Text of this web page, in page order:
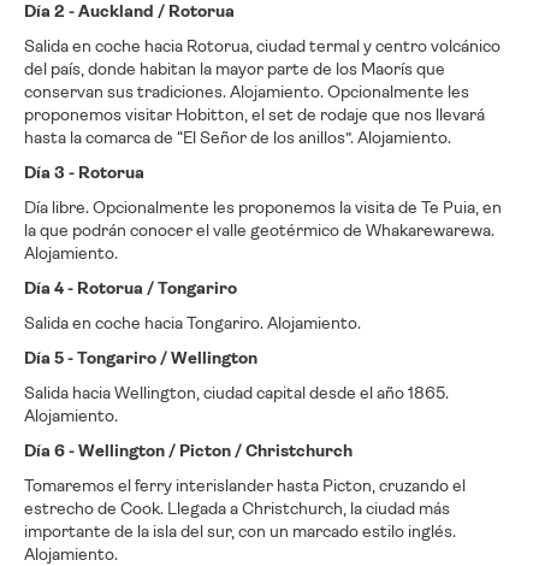
Día 2 - Auckland / Rotorua
Salida en coche hacia Rotorua, ciudad termal y centro volcánico
del país, donde habitan la mayor parte de los Maorís que
conservan sus tradiciones. Alojamiento. Opcionalmente les
proponemos visitar Hobitton, el set de rodaje que nos llevará
hasta la comarca de “El Señor de los anillos”. Alojamiento.
Día 3 - Rotorua
Día libre. Opcionalmente les proponemos la visita de Te Puia, en
la que podrán conocer el valle geotérmico de Whakarewarewa.
Alojamiento.
Día 4 - Rotorua / Tongariro
Salida en coche hacia Tongariro. Alojamiento.
Día 5 - Tongariro / Wellington
Salida hacia Wellington, ciudad capital desde el año 1865.
Alojamiento.
Día 6 - Wellington / Picton / Christchurch
Tomaremos el ferry interislander hasta Picton, cruzando el
estrecho de Cook. Llegada a Christchurch, la ciudad más
importante de la isla del sur, con un marcado estilo inglés.
Alojamiento.